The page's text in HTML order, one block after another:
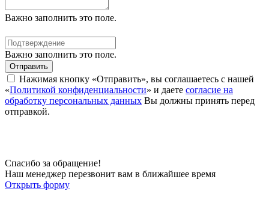
Важно заполнить это поле.
Важно заполнить это поле.
Отправить
Нажимая кнопку «Отправить», вы соглашаетесь с нашей
«Политикой конфиденциальности» и даете согласие на
обработку персональных данных Вы должны принять перед
отправкой.
Спасибо за обращение!
Наш менеджер перезвонит вам в ближайшее время
Открыть форму